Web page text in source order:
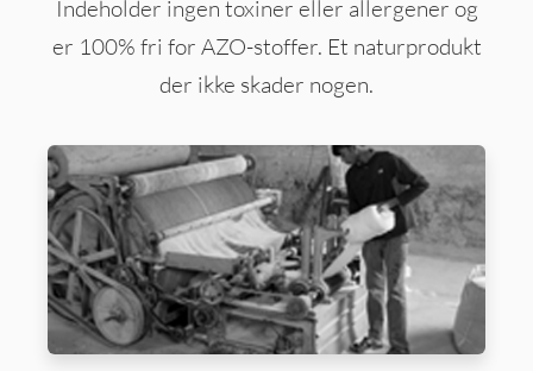
Indeholder ingen toxiner eller allergener og
er 100% fri for AZO-stoffer. Et naturprodukt
der ikke skader nogen.